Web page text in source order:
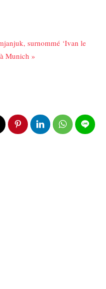
surnommé ‘Ivan le
Munich »